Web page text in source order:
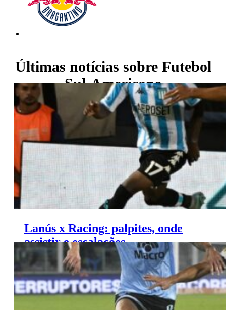
Últimas notícias sobre Futebol
Sul-Americano
Lanús x Racing: palpites, onde
assistir e escalações –
Campeonato Argentino (13/06)